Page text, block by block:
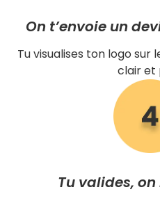
On t’envoie un
Tu visualises ton logo sur
clair et
Tu valides,